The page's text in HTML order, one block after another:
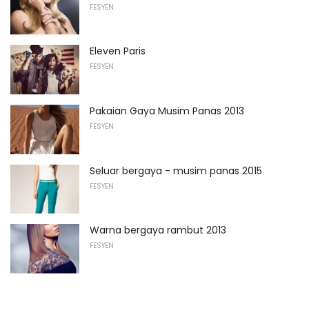
FESYEN
Eleven Paris
FESYEN
Pakaian Gaya Musim Panas 2013
FESYEN
Seluar bergaya - musim panas 2015
FESYEN
Warna bergaya rambut 2013
FESYEN